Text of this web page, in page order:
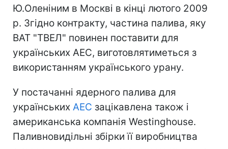
Ю.Оленіним в Москві в кінці лютого 2009
р. Згідно контракту, частина палива, яку
ВАТ "ТВЕЛ" повинен поставити для
українських АЕС, виготовлятиметься з
використанням українського урану.
У постачанні ядерного палива для
українських АЕС зацікавлена також і
американська компанія Westinghouse.
Паливновидільні збірки її виробництва